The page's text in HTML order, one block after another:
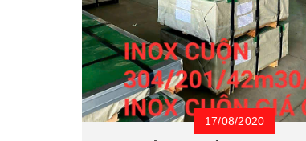
17/08/2020